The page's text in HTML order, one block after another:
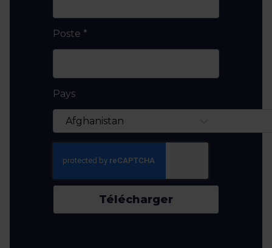
Poste *
Pays
Télécharger